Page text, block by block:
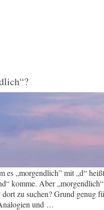
es „morgendlich” mit „d“
komme. Aber
zu suchen? Grund genug
und …